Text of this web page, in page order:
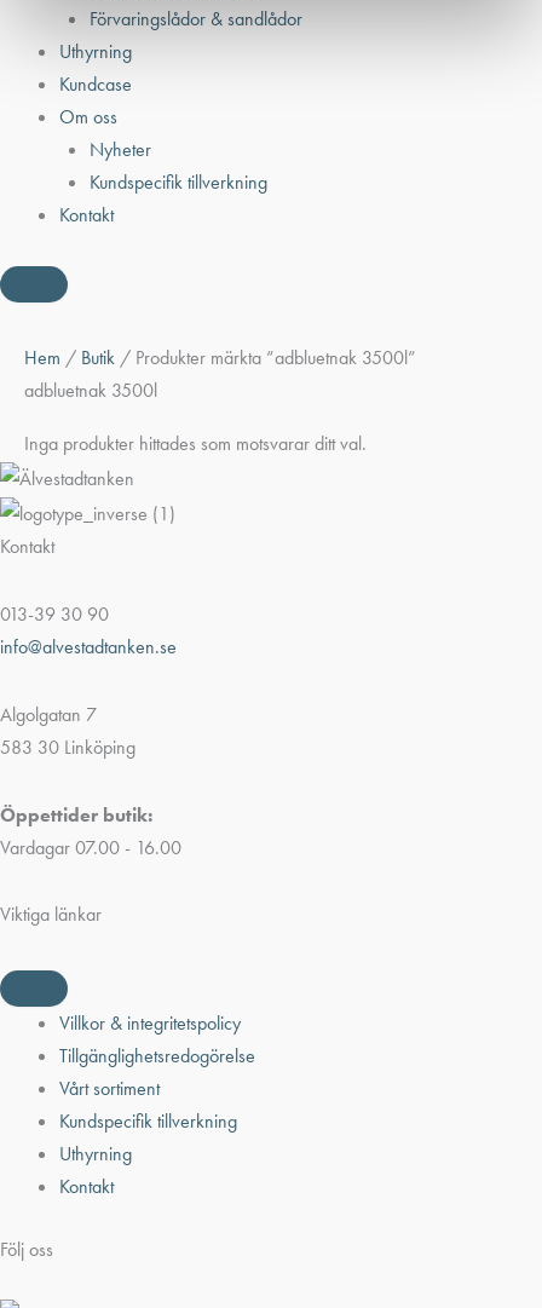
Förvaringslådor & sandlådor
Uthyrning
Kundcase
Om oss
Nyheter
Kundspecifik tillverkning
Kontakt
Hem / Butik / Produkter märkta ”adbluetnak 3500l”
adbluetnak 3500l
Inga produkter hittades som motsvarar ditt val.
Kontakt
013-39 30 90
info@alvestadtanken.se
Algolgatan 7
583 30 Linköping
Öppettider butik:
Vardagar 07.00 - 16.00
Viktiga länkar
Villkor & integritetspolicy
Tillgänglighetsredogörelse
Vårt sortiment
Kundspecifik tillverkning
Uthyrning
Kontakt
Följ oss